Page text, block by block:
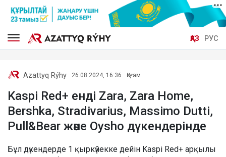
ҚАЗ РУС
Azattyq Rýhy 26.08.2024, 16:36 Қоғам
Kaspi Red+ енді Zara, Zara Home,
Bershka, Stradivarius, Massimo Dutti,
Pull&Bear және Oysho дүкендерінде
Бұл дүкендерде 1 қыркүйекке дейін Kaspi Red+ арқылы